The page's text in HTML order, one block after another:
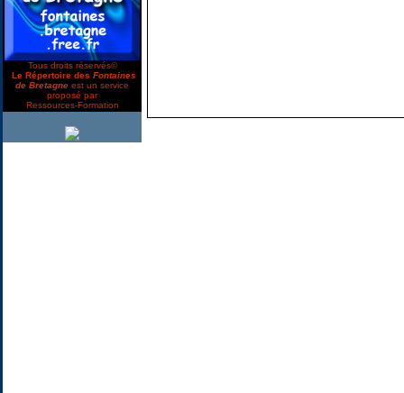
Tous droits réservés©
Le Répertoire des Fontaines
de Bretagne est un service
proposé par
Ressources-Formation